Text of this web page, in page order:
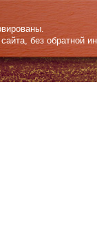
без обратной